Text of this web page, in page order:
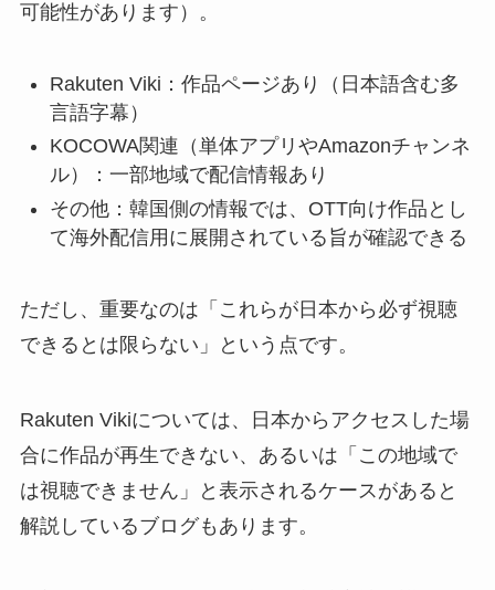
可能性があります）。
Rakuten Viki：作品ページあり（日本語含む多
言語字幕）
KOCOWA関連（単体アプリやAmazonチャンネ
ル）：一部地域で配信情報あり
その他：韓国側の情報では、OTT向け作品とし
て海外配信用に展開されている旨が確認できる
ただし、重要なのは「これらが日本から必ず視聴
できるとは限らない」という点です。
Rakuten Vikiについては、日本からアクセスした場
合に作品が再生できない、あるいは「この地域で
は視聴できません」と表示されるケースがあると
解説しているブログもあります。